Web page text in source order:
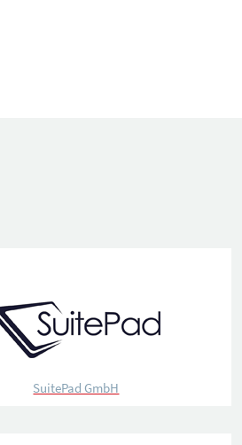
SuitePad GmbH